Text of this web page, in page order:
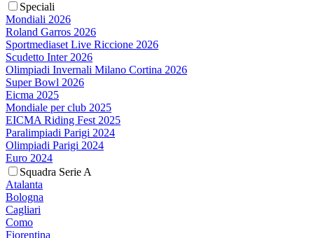
Speciali
Mondiali 2026
Roland Garros 2026
Sportmediaset Live Riccione 2026
Scudetto Inter 2026
Olimpiadi Invernali Milano Cortina 2026
Super Bowl 2026
Eicma 2025
Mondiale per club 2025
EICMA Riding Fest 2025
Paralimpiadi Parigi 2024
Olimpiadi Parigi 2024
Euro 2024
Squadra Serie A
Atalanta
Bologna
Cagliari
Como
Fiorentina